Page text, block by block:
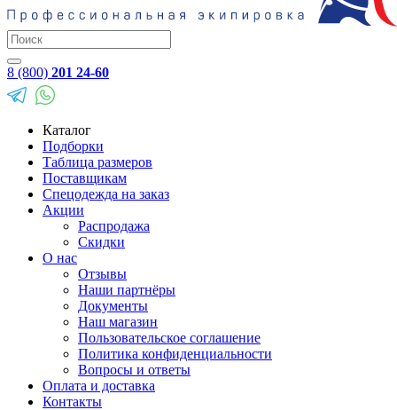
8 (800) 201 24-60
Каталог
Подборки
Таблица размеров
Поставщикам
Спецодежда на заказ
Акции
Распродажа
Скидки
О нас
Отзывы
Наши партнёры
Документы
Наш магазин
Пользовательское соглашение
Политика конфиденциальности
Вопросы и ответы
Оплата и доставка
Контакты